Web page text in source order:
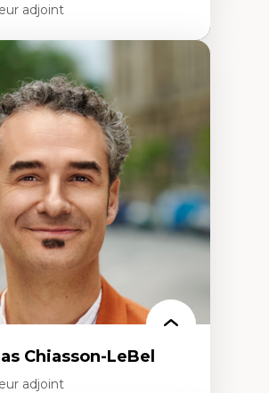
adjoint
circulaire
d’affaires durables
des faits économiques
durable des ressources naturelles
industrielle
durable du territoire
régional
en milieu rural francophone
socio-écologique
Chiasson-LeBel
adjoint